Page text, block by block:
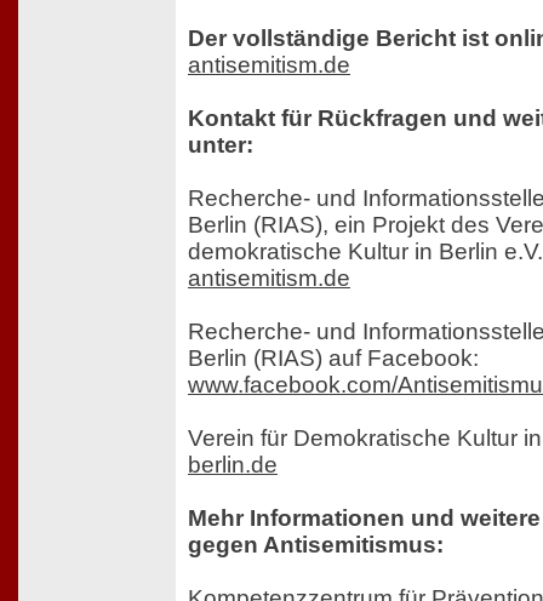
Der vollständige Bericht ist
antisemitism.de
Kontakt für Rückfragen und
unter:
Recherche- und
Berlin (RIAS), ein Projekt des
demokratische Kultur in Berlin
antisemitism.de
Recherche- und
Berlin (RIAS) auf Facebook:
www.facebook.com/
Verein für Demokratische Kultur
berlin.de
Mehr Informationen und
gegen Antisemitismus: